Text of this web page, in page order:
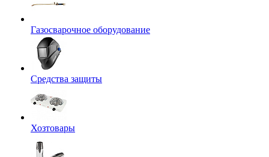
Газосварочное оборудование
Средства защиты
Хозтовары